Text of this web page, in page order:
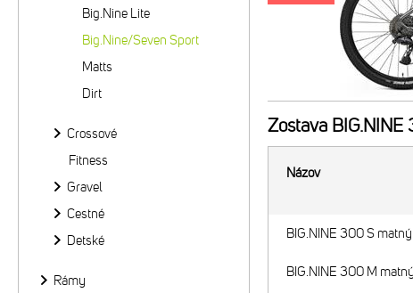
Zostava
Názov
BIG.NINE 300 S
BIG.NINE 300 M
Big.Nine Lite
Big.Nine/Seven Sport
Matts
Dirt
Crossové
Fitness
Gravel
Cestné
Detské
Rámy